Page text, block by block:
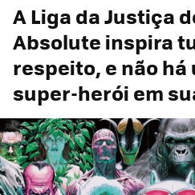
A Liga da Justiça
Absolute inspira
respeito, e não
super-herói em